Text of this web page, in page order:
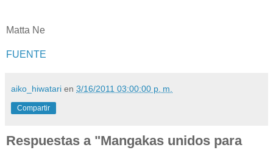
Matta Ne
FUENTE
aiko_hiwatari en 3/16/2011 03:00:00 p. m.
Compartir
Respuestas a "Mangakas unidos para